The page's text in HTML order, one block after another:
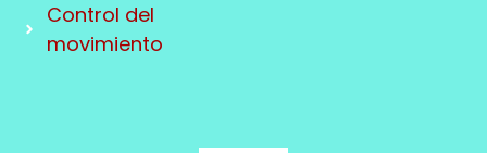
Control del
movimiento